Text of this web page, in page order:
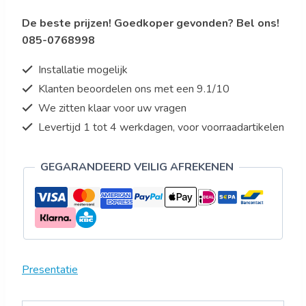
trekkoord
Model
206
SR
aantal
De beste prijzen! Goedkoper gevonden? Bel ons!
085-0768998
Installatie mogelijk
Klanten beoordelen ons met een 9.1/10
We zitten klaar voor uw vragen
Levertijd 1 tot 4 werkdagen, voor voorraadartikelen
GEGARANDEERD VEILIG AFREKENEN
Presentatie